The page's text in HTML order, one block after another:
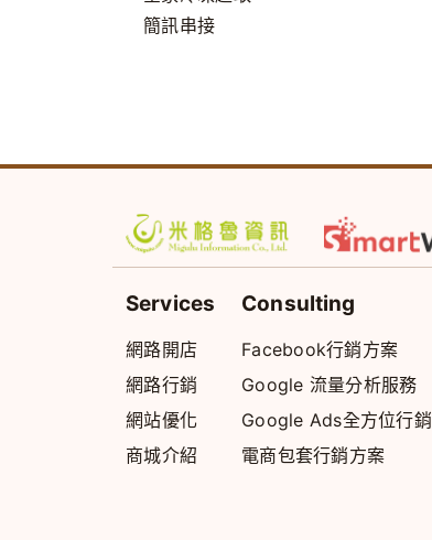
簡訊串接
Services
網路開店
網路行銷
網站優化
商城介紹
Consulting
Facebook行銷方案
Google 流量分析服務
Google Ads全方位行銷
電商包套行銷方案